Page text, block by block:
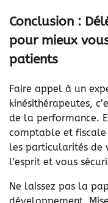
Conclusion :
pour mieux
patients
Faire appel à un
kinésithérapeutes,
de la performance.
comptable et
les particularités de
l’esprit et vous
Ne laissez pas la